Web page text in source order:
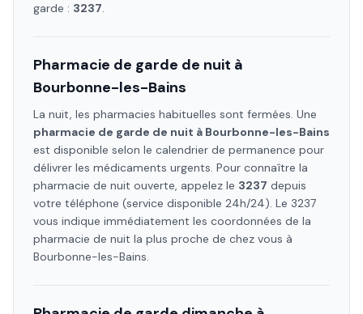
garde : 3237.
Pharmacie de garde de nuit à
Bourbonne-les-Bains
La nuit, les pharmacies habituelles sont fermées. Une
pharmacie de garde de nuit à Bourbonne-les-Bains
est disponible selon le calendrier de permanence pour
délivrer les médicaments urgents. Pour connaître la
pharmacie de nuit ouverte, appelez le 3237 depuis
votre téléphone (service disponible 24h/24). Le 3237
vous indique immédiatement les coordonnées de la
pharmacie de nuit la plus proche de chez vous à
Bourbonne-les-Bains.